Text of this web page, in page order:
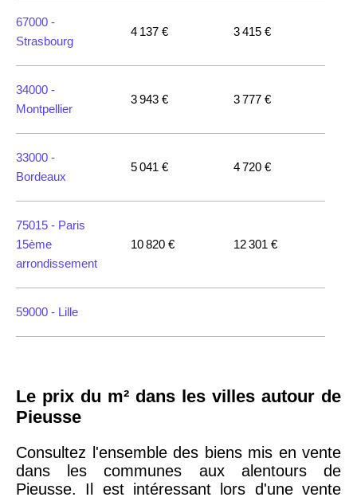
67000 -
Strasbourg
4 137 € 3 415 €
34000 -
Montpellier
3 943 € 3 777 €
33000 -
Bordeaux
5 041 € 4 720 €
75015 - Paris
15ème
arrondissement
10 820 € 12 301 €
59000 - Lille
75018 -
arrondissement
75020 -Paris
Le prix du m² dans les villes autour de
Pieusse
Consultez l'ensemble des biens mis en vente
dans les communes aux alentours de
Pieusse. Il est intéressant lors d'une vente